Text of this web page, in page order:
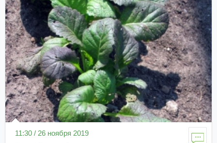
11:30 / 26 ноября 2019